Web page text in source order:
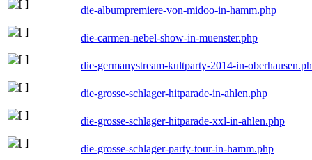
die-albumpremiere-von-midoo-in-hamm.php
die-carmen-nebel-show-in-muenster.php
die-germanystream-kultparty-2014-in-
die-grosse-schlager-hitparade-in-ahlen.php
die-grosse-schlager-hitparade-xxl-in-ahlen.php
die-grosse-schlager-party-tour-in-hamm.php